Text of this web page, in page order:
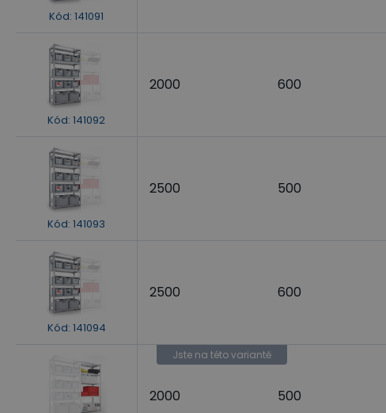
Kód: 141091
Kód: 141092
2000 600
Kód: 141093
2500 500
Kód: 141094
2500 600
Jste na této variantě
2000 500